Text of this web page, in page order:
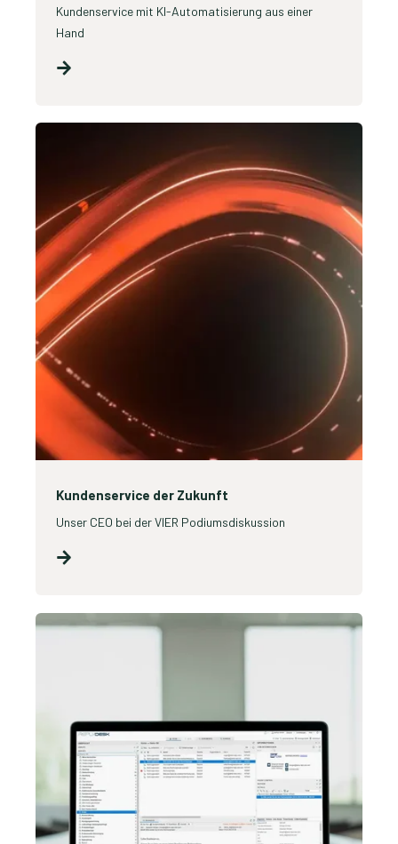
Kundenservice mit KI-Automatisierung aus einer
Hand
Kundenservice der Zukunft
Unser CEO bei der VIER Podiumsdiskussion